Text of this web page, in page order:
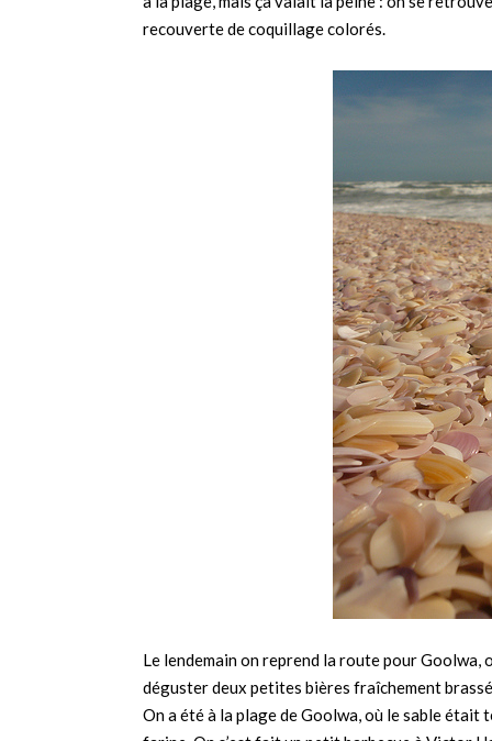
recouverte de coquillage colorés.
Le lendemain on reprend la route pour
déguster deux petites bières fraîchement
On a été à la plage de Goolwa, où le sable était